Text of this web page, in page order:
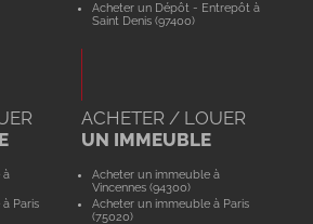
Acheter un Dépôt - Entrepôt à
Saint Denis (97400)
à
Paris
ACHETER / LOUER
UN IMMEUBLE
Acheter un immeuble à
Vincennes (94300)
Acheter un immeuble à Paris
(75020)